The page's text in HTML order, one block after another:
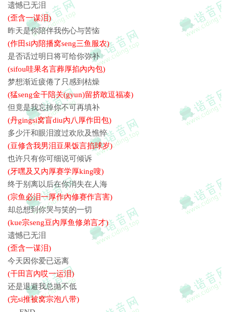
也许只有你 可细说 可倾诉
终于别离以后
在你消失在人海
却总想到你 哭与笑 的一切
是否话过 明日将可给你弥补
但竟是我 忘掉你不可再填补
今天因你爱已远离
还是退避
但竟是我 忘掉你不可再填补
昨天是你 陪伴我伤心与苦恼
是否话过 明日将可给你弥补
梦想渐近 疲倦了只感到枯燥
但竟是我 忘掉你不可再填补
遗憾已无泪
(歪含一谋泪)
昨天是你陪伴我伤心与苦恼
(作田si內陪播窝seng三鱼服农)
是否话过明日将可给你弥补
(sifou哇果名言葬厚掐內內包)
梦想渐近疲倦了只感到枯燥
(猛seng金干陪关(gyun)留挤敢逗福凑)
但竟是我忘掉你不可再填补
(丹gingsi窝盲diu內八厚作田包)
多少汗和眼泪渡过欢欣及憔悴
(豆修含我男泪豆果饭言掐球岁)
也许只有你可细说可倾诉
(牙嘿及又內厚赛学厚king嗖)
终于别离以后在你消失在人海
(宗鱼必泪一厚作內修赛作言害)
却总想到你哭与笑的一切
(kue宗seng豆內厚鱼修弟言才)
遗憾已无泪
(歪含一谋泪)
今天因你爱已远离
(干田言內哎一运泪)
还是退避我总抛不低
(完si推被窝宗泡八带)
(丹gingsi窝盲diu內八厚作田包)
多少汗和眼泪渡过欢欣及憔悴
(豆修含我男泪豆果饭言掐球岁)
也许只有你可细说可倾诉
(牙嘿及又內厚赛学厚king嗖)
终于别离以后在你消失在人海
(宗鱼必泪一厚作內修赛作言害)
却总想到你哭与笑的一切
(kue宗seng豆內厚鱼修弟言才)
遗憾已无泪
(歪含一谋泪)
今天因你爱已远离
(干田言內哎一运泪)
还是退避我总抛不低
(完si推被窝宗泡八带)